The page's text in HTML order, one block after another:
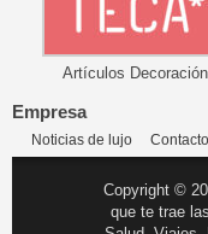
Artículos Decoración
Empresa
Noticias de lujo Contacto
Copyright ©
que te trae